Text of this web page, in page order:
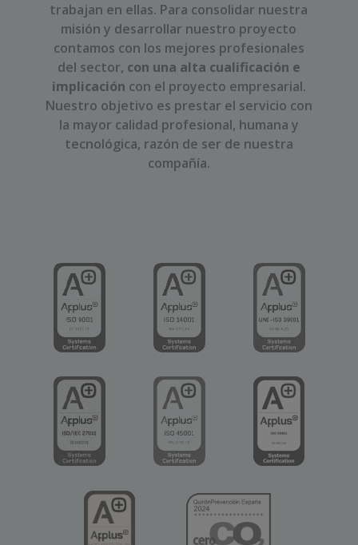
trabajan en ellas. Para consolidar nuestra
misión y desarrollar nuestro proyecto
contamos con los mejores profesionales
del sector, con una alta cualificación e
implicación con el proyecto empresarial.
Nuestro objetivo es prestar el servicio con
la mayor calidad profesional, humana y
tecnológica, razón de ser de nuestra
compañía.